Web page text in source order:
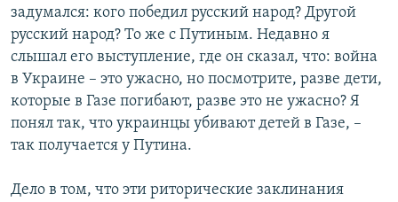
задумался: кого победил русский народ? Другой
русский народ? То же с Путиным. Недавно я
слышал его выступление, где он сказал, что: война
в Украине – это ужасно, но посмотрите, разве дети,
которые в Газе погибают, разве это не ужасно? Я
понял так, что украинцы убивают детей в Газе, –
так получается у Путина.
Дело в том, что эти риторические заклинания